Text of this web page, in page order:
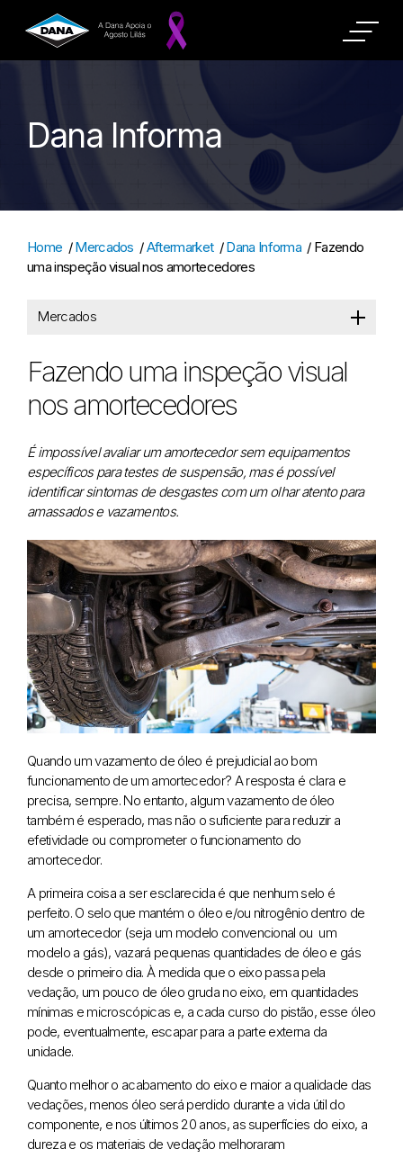
Dana Informa
Home /Mercados /Aftermarket /Dana Informa / Fazendo
uma inspeção visual nos amortecedores
Mercados
Fazendo uma inspeção visual
nos amortecedores
É impossível avaliar um amortecedor sem equipamentos
específicos para testes de suspensão, mas é possível
identificar sintomas de desgastes com um olhar atento para
amassados e vazamentos.
Quando um vazamento de óleo é prejudicial ao bom
funcionamento de um amortecedor? A resposta é clara e
precisa, sempre. No entanto, algum vazamento de óleo
também é esperado, mas não o suficiente para reduzir a
efetividade ou comprometer o funcionamento do
amortecedor.
A primeira coisa a ser esclarecida é que nenhum selo é
perfeito. O selo que mantém o óleo e/ou nitrogênio dentro de
um amortecedor (seja um modelo convencional ou um
modelo a gás), vazará pequenas quantidades de óleo e gás
desde o primeiro dia. À medida que o eixo passa pela
vedação, um pouco de óleo gruda no eixo, em quantidades
mínimas e microscópicas e, a cada curso do pistão, esse óleo
pode, eventualmente, escapar para a parte externa da
unidade.
Quanto melhor o acabamento do eixo e maior a qualidade das
vedações, menos óleo será perdido durante a vida útil do
componente, e nos últimos 20 anos, as superfícies do eixo, a
dureza e os materiais de vedação melhoraram